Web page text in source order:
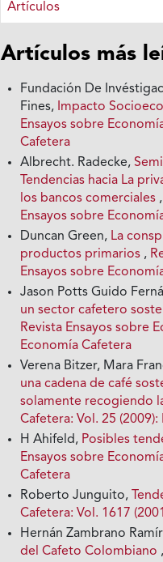
Artículos
Artículos más
Fundación De
Fines, Impacto
Ensayos sobre
Cafetera
Albrecht. Radecke,
Tendencias hacia La
los bancos comerciales ,
Ensayos sobre
Duncan Green, La
productos primarios ,
Ensayos sobre
Jason Potts Guido
un sector cafetero
Revista Ensayos sobre
Economía Cafetera
Verena Bitzer, Mara
una cadena de café
solamente recogiendo
Cafetera: Vol. 25
H Ahifeld, Posibles
Ensayos sobre
Cafetera
Roberto Junguito,
Cafetera: Vol. 1617
Hernán Zambrano
del Cafeto Colombiano ,